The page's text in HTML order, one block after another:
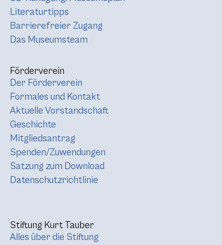
Literaturtipps
Barrierefreier Zugang
Das Museumsteam
Förderverein
Der Förderverein
Formales und Kontakt
Aktuelle Vorstandschaft
Geschichte
Mitgliedsantrag
Spenden/Zuwendungen
Satzung zum Download
Datenschutzrichtlinie
Stiftung Kurt Tauber
Alles über die Stiftung